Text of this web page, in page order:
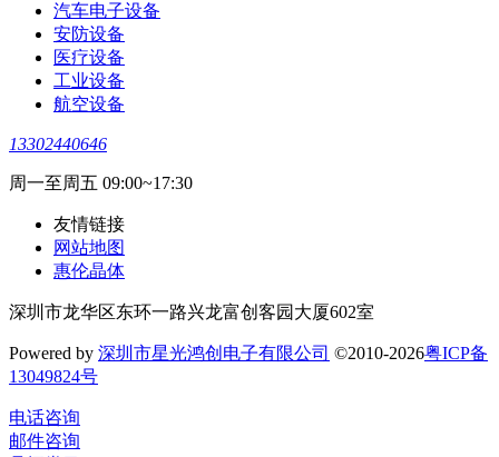
汽车电子设备
安防设备
医疗设备
工业设备
航空设备
13302440646
周一至周五 09:00~17:30
友情链接
网站地图
惠伦晶体
深圳市龙华区东环一路兴龙富创客园大厦602室
Powered by 深圳市星光鸿创电子有限公司 ©2010-2026粤ICP备
13049824号
电话咨询
邮件咨询